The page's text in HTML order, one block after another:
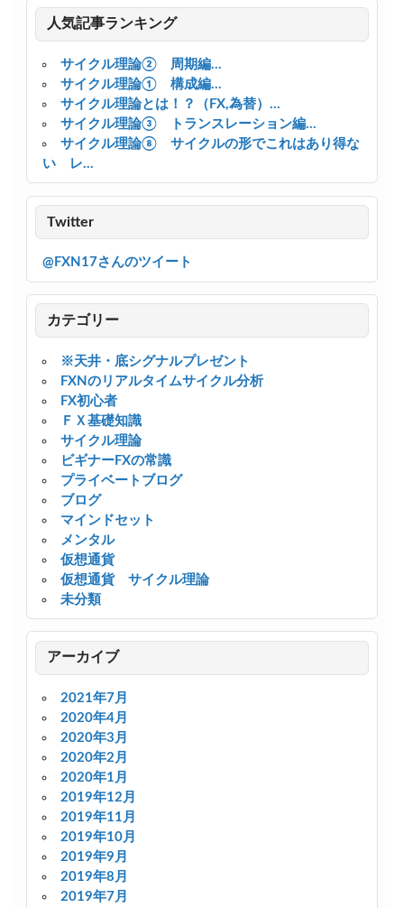
人気記事ランキング
サイクル理論② 周期編...
サイクル理論① 構成編...
サイクル理論とは！？（FX,為替）...
サイクル理論③ トランスレーション編...
サイクル理論⑧ サイクルの形でこれはあり得な
い レ...
Twitter
@FXN17さんのツイート
カテゴリー
※天井・底シグナルプレゼント
FXNのリアルタイムサイクル分析
FX初心者
ＦＸ基礎知識
サイクル理論
ビギナーFXの常識
プライベートブログ
ブログ
マインドセット
メンタル
仮想通貨
仮想通貨 サイクル理論
未分類
アーカイブ
2021年7月
2020年4月
2020年3月
2020年2月
2020年1月
2019年12月
2019年11月
2019年10月
2019年9月
2019年8月
2019年7月